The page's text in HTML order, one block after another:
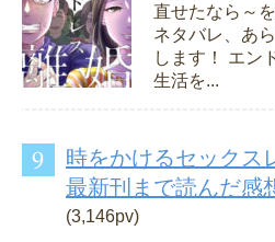
直せたなら～
ネタバレ、あ
します！ エン
生活を...
時をかけるセックス
最新刊まで読んだ感
(3,146pv)